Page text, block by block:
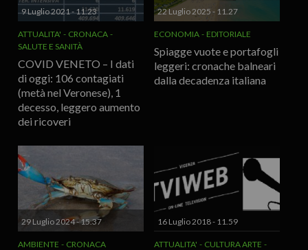
9 Luglio 2021 - 11.23
ATTUALITA'
CRONACA
SALUTE E SANITÀ
COVID VENETO – I dati
di oggi: 106 contagiati
(metà nel Veronese), 1
decesso, leggero aumento
dei ricoveri
22 Luglio 2025 - 11.27
ECONOMIA EDITORIALE
Spiagge vuote e portafogli
leggeri: cronache balneari
dalla decadenza italiana
29 Luglio 2024 - 15.37
AMBIENTE CRONACA
16 Luglio 2018 - 11.59
ATTUALITA'
CULTURA ARTE